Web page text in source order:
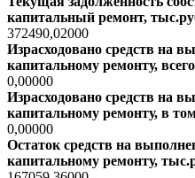
капитальный ремонт,
372490,02000
Израсходовано средств на
капитальному ремонту,
0,00000
Израсходовано средств на
капитальному ремонту, в
0,00000
Остаток средств на
капитальному ремонту,